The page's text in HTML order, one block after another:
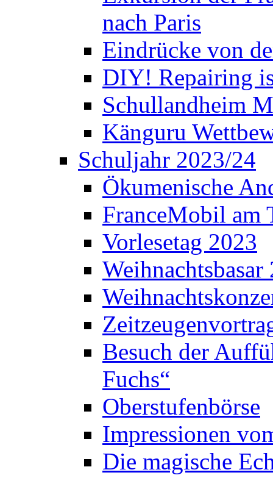
nach Paris
Eindrücke von
DIY! Repairing
Schullandheim
Känguru
Schuljahr 2023/24
Ökumenische
FranceMobil am
Vorlesetag 2023
Weihnachtsbasar
Besuch der
Fuchs“
Oberstufenbörse
Impressionen
Die magische